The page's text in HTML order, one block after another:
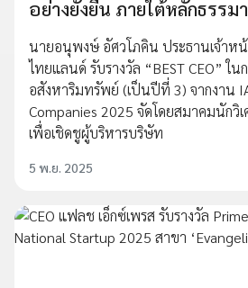
อย่างยั่งยืน ภายใต้หลักธรรม
นายอนุพงษ์ อัศวโภคิน ประธานเจ้าห
ไทยแลนด์ รับรางวัล “BEST CEO” ใ
อสังหาริมทรัพย์ (เป็นปีที่ 3) จากงาน
Companies 2025 จัดโดยสมาคมนักวิ
เพื่อเชิดชูผู้บริหารบริษัท
5 พ.ย. 2025